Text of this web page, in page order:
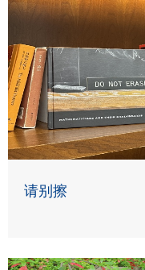
请别擦